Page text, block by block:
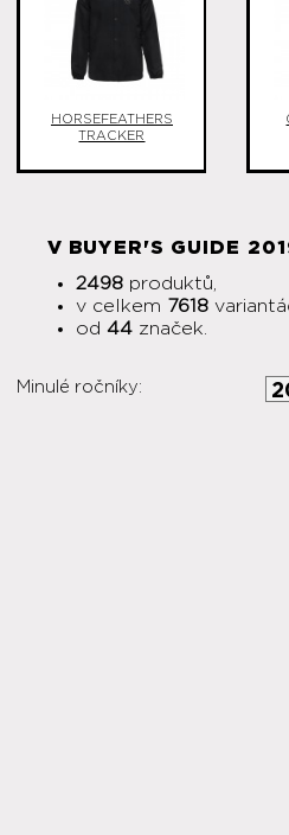
HORSEFEATHERS
TRACKER
V BUYER'S GUIDE
2498 produktů,
v celkem 7618
od 44 značek.
Minulé ročníky: